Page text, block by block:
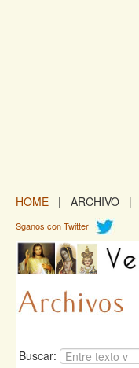
HOME | ARCHIVO |
Sganos con Twitter
Buscar: